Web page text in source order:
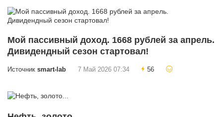
Мой пассивный доход. 1668 рублей за апрель.
Дивидендный сезон стартовал!
Источник smart-lab 7 Май 2026 07:34 56